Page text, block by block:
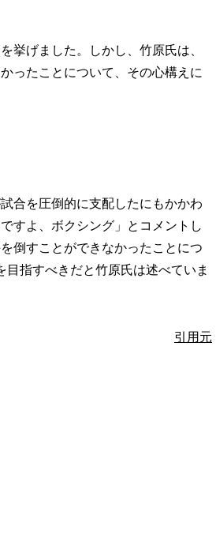
挙げました。しかし、竹原氏は、
ったことについて、その心構えに
合を圧倒的に支配したにもかかわ
すよ、ボクシング」とコメントし
倒すことができなかったことにつ
指すべきだと竹原氏は述べていま
引用元